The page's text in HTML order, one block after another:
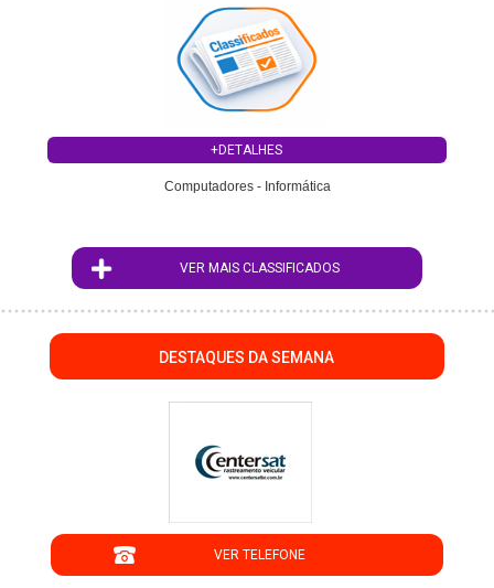
+DETALHES
Computadores - Informática
VER MAIS CLASSIFICADOS
DESTAQUES DA SEMANA
VER TELEFONE